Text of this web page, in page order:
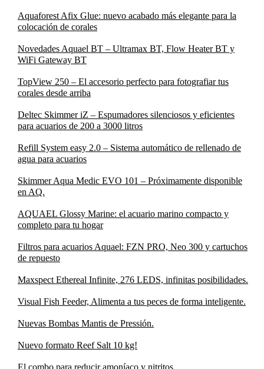
Aquaforest Afix Glue: nuevo acabado más elegante para la
colocación de corales
Novedades Aquael BT – Ultramax BT, Flow Heater BT y
WiFi Gateway BT
TopView 250 – El accesorio perfecto para fotografiar tus
corales desde arriba
Deltec Skimmer iZ – Espumadores silenciosos y eficientes
para acuarios de 200 a 3000 litros
Refill System easy 2.0 – Sistema automático de rellenado de
agua para acuarios
Skimmer Aqua Medic EVO 101 – Próximamente disponible
en AQ.
AQUAEL Glossy Marine: el acuario marino compacto y
completo para tu hogar
Filtros para acuarios Aquael: FZN PRO, Neo 300 y cartuchos
de repuesto
Maxspect Ethereal Infinite, 276 LEDS, infinitas posibilidades.
Visual Fish Feeder, Alimenta a tus peces de forma inteligente.
Nuevas Bombas Mantis de Pressión.
Nuevo formato Reef Salt 10 kg!
El combo para reducir amoníaco y nitritos